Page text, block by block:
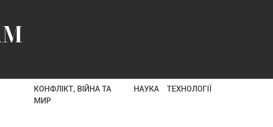
КОНФЛІКТ, ВІЙНА ТА
МИР
НАУКА ТЕХНОЛОГІЇ